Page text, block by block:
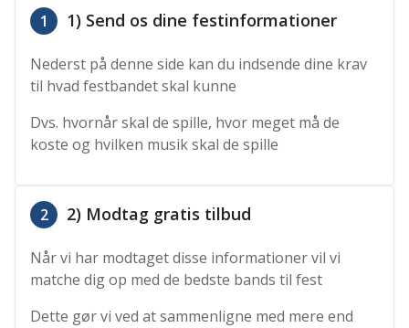
1 1) Send os dine festinformationer
Nederst på denne side kan du indsende dine krav
til hvad festbandet skal kunne
Dvs. hvornår skal de spille, hvor meget må de
koste og hvilken musik skal de spille
2 2) Modtag gratis tilbud
Når vi har modtaget disse informationer vil vi
matche dig op med de bedste bands til fest
Dette gør vi ved at sammenligne med mere end